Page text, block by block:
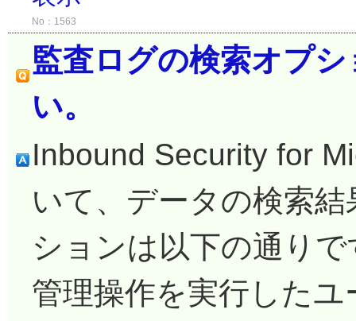
No：1563
監査ログの検索オプ
い。
Inbound Security for
いて、データの検索
ションは以下の通り
管理操作を実行した